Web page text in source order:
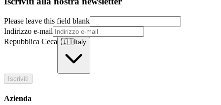
Please leave this field blank
Indirizzo e-mail
Repubblica Ceca 🇮🇹Italy
Iscriviti
Azienda